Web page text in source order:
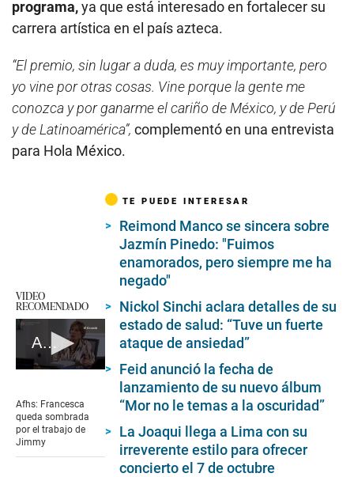
programa,ya que está interesado en fortalecer su
carrera artística en el país azteca.
“El premio, sin lugar a duda, es muy importante, pero
yo vine por otras cosas. Vine porque la gente me
conozca y por ganarme el cariño de México, y de Perú
y de Latinoamérica”, complementó en una entrevista
para Hola México.
VIDEO
RECOMENDADO
Afhs: Francesca queda sombrada por el trabajo de Jimmy
of
1
minute,
6
seconds
Afhs: Francesca
queda sombrada
por el trabajo de
Jimmy
TE PUEDE INTERESAR
Reimond Manco se sincera sobre
Jazmín Pinedo: "Fuimos
enamorados, pero siempre me ha
negado"
Nickol Sinchi aclara detalles de su
estado de salud: “Tuve un fuerte
ataque de ansiedad”
Feid anunció la fecha de
lanzamiento de su nuevo álbum
“Mor no le temas a la oscuridad”
La Joaqui llega a Lima con su
irreverente estilo para ofrecer
concierto el 7 de octubre